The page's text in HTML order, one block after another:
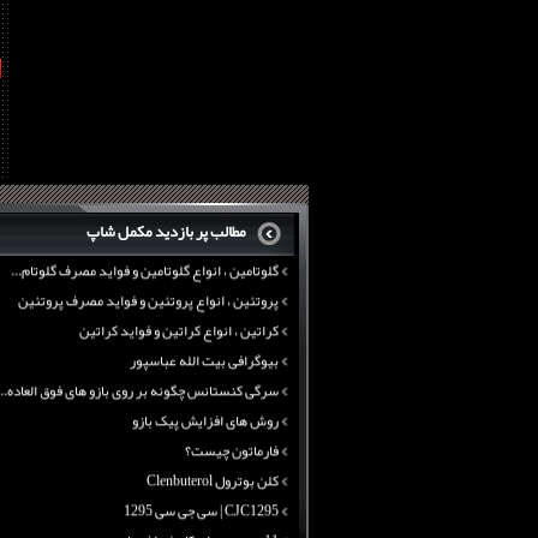
مطالب پر بازدید مکمل شاپ
بیوگرافی علی تبریزی
منابع پروتئینی غیر گوشتی
آرژنین ، فواید آرژنین و نقش آرژنین در بدن
گلوتامین ، انواع گلوتامین و فواید مصرف گلوتام...
پروتئین ، انواع پروتئین و فواید مصرف پروتئین
کراتین ، انواع کراتین و فواید کراتین
بیوگرافی بیت الله عباسپور
سرگی کنستانس چگونه بر روی بازو های فوق
روش های افزایش پیک بازو
فارماتون چیست؟
کلن بوترول Clenbuterol
CJC1295 | سی جی سی 1295